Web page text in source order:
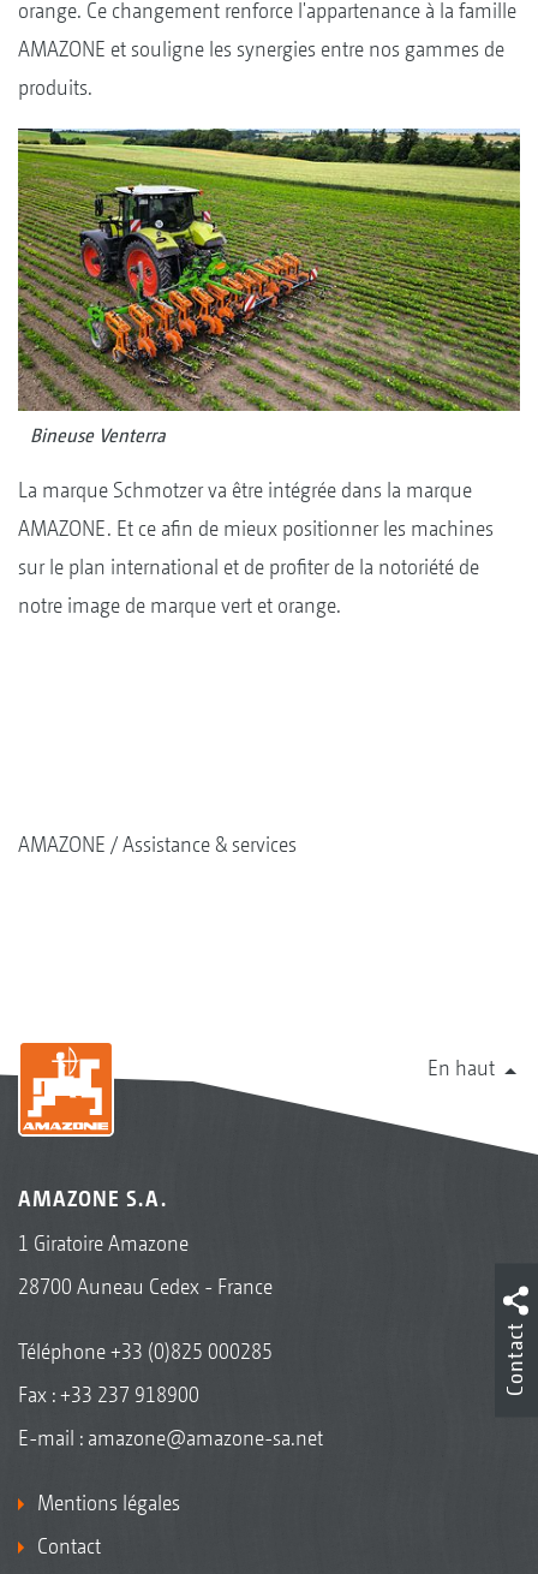
orange. Ce changement renforce l'appartenance à la famille
AMAZONE et souligne les synergies entre nos gammes de
produits.
Bineuse Venterra
La marque Schmotzer va être intégrée dans la marque
AMAZONE. Et ce afin de mieux positionner les machines
sur le plan international et de profiter de la notoriété de
notre image de marque vert et orange.
AMAZONE Assistance & services
En haut
AMAZONE S.A.
1 Giratoire Amazone
28700 Auneau Cedex - France
Téléphone+33 (0)825 000285
Fax : +33 237 918900
E-mail : amazone@amazone-sa.net
Mentions légales
Contact
Contact